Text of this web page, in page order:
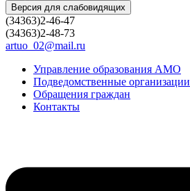
Версия для слабовидящих
(34363)2-46-47
(34363)2-48-73
artuo_02@mail.ru
Управление образования АМО
Подведомственные организации
Обращения граждан
Контакты